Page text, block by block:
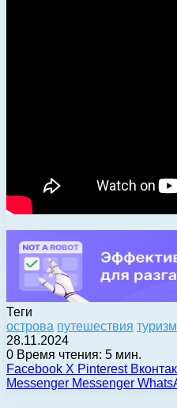
Теги
острова путешествия туризм
28.11.2024
0 Время чтения: 5 мин.
Facebook X Pinterest
Messenger Messenger